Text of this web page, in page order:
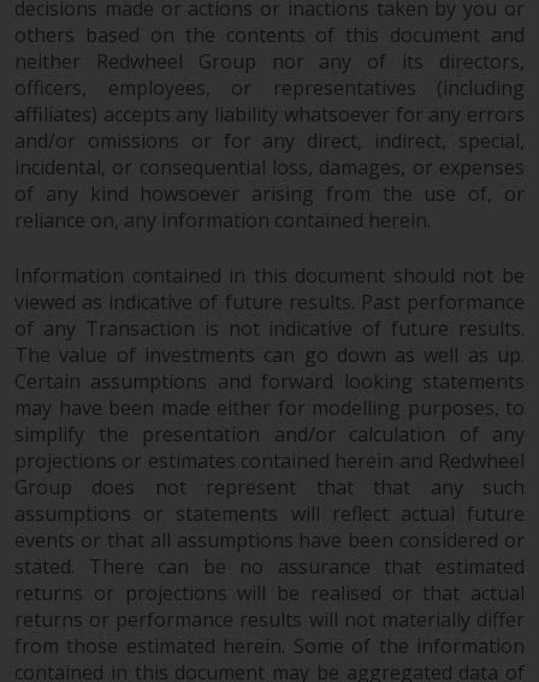
werden nur durch den aktuellen
Verkaufsprospekt angeboten. Der
Verkaufsprospekt enthält
vollständigere Informationen
über die Teilfonds, einschließlich
der Anlageziele, Gebühren und
Ausgaben. Der Verkaufsprospekt
und andere Informationen zu den
Teilfonds werden jedoch nicht
absichtlich an Personen in
Ländern verteilt, in denen eine
solche Verteilung gegen lokale
Gesetze oder Vorschriften
verstoßen würde.
Informationen für Anleger in den
USA
Diese Website ist weder ein
Angebot zum Verkauf noch eine
Aufforderung zur Beteiligung an
privaten oder registrierten
decisions made or actions or inactions taken by you or
others based on the contents of this document and
neither Redwheel Group nor any of its directors,
officers, employees, or representatives (including
affiliates) accepts any liability whatsoever for any errors
and/or omissions or for any direct, indirect, special,
incidental, or consequential loss, damages, or expenses
of any kind howsoever arising from the use of, or
reliance on, any information contained herein.
Information contained in this document should not be
viewed as indicative of future results. Past performance
of any Transaction is not indicative of future results.
The value of investments can go down as well as up.
Certain assumptions and forward looking statements
may have been made either for modelling purposes, to
simplify the presentation and/or calculation of any
projections or estimates contained herein and Redwheel
Group does not represent that that any such
assumptions or statements will reflect actual future
events or that all assumptions have been considered or
stated. There can be no assurance that estimated
returns or projections will be realised or that actual
returns or performance results will not materially differ
from those estimated herein. Some of the information
contained in this document may be aggregated data of